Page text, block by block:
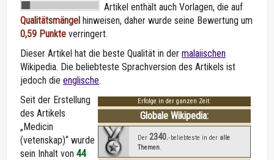
Artikel enthält auch Vorlagen, die auf
Qualitätsmängel hinweisen, daher wurde seine Bewertung um
0,59 Punkte verringert.
Dieser Artikel hat die beste Qualität in der malaiischen
Wikipedia. Die beliebteste Sprachversion des Artikels ist
jedoch die englische.
Erfolge in der ganzen Zeit:
Globale Wikipedia:
Der 2340.‑beliebteste in der alle
Themen.
Seit der Erstellung
des Artikels
„Medicin
(vetenskap)“ wurde
sein Inhalt von 44